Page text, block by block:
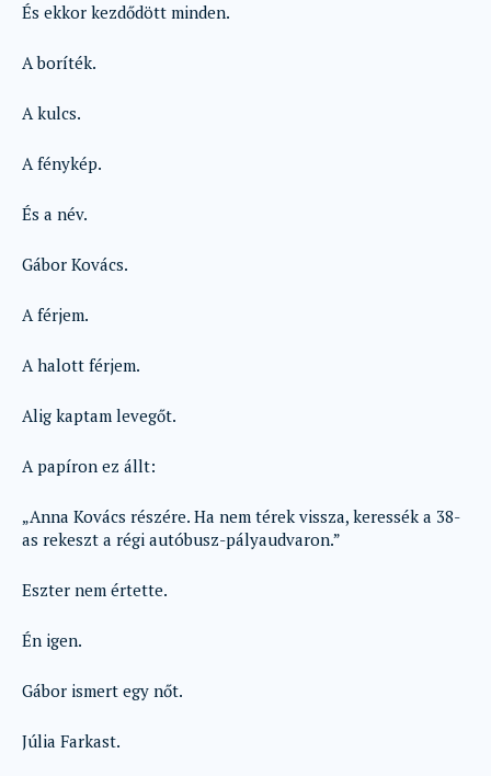
És ekkor kezdődött minden.
A boríték.
A kulcs.
A fénykép.
És a név.
Gábor Kovács.
A férjem.
A halott férjem.
Alig kaptam levegőt.
A papíron ez állt:
„Anna Kovács részére. Ha nem térek vissza, keressék a 38-
as rekeszt a régi autóbusz-pályaudvaron.”
Eszter nem értette.
Én igen.
Gábor ismert egy nőt.
Júlia Farkast.